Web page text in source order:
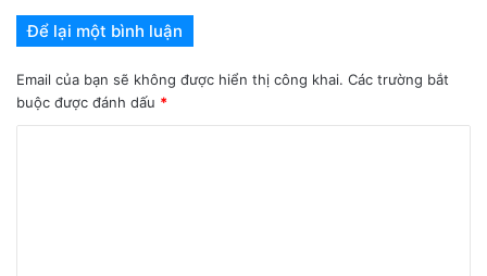
Lúc này, ở phần Màn hình và cỡ chữ => Bạn kéo đến cuối cùng và
gạt tắt Độ sáng tự động
Để lại một bình luận
Email của bạn sẽ không được hiển thị công khai. Các trường bắt
buộc được đánh dấu *